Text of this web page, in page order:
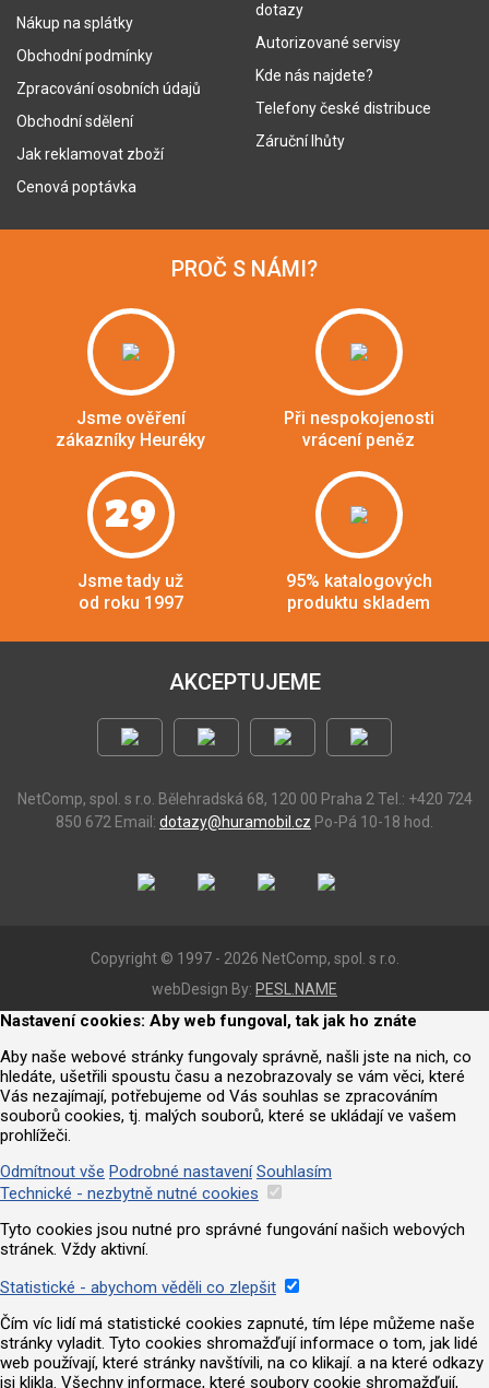
Nákup na splátky
Obchodní podmínky
Zpracování osobních údajů
Obchodní sdělení
Jak reklamovat zboží
Cenová poptávka
dotazy
Autorizované servisy
Kde nás najdete?
Telefony české distribuce
Záruční lhůty
PROČ S NÁMI?
Jsme ověření
zákazníky Heuréky
Při nespokojenosti
vrácení peněz
29
Jsme tady už
od roku 1997
95% katalogových
produktu skladem
AKCEPTUJEME
NetComp, spol. s r.o. Bělehradská 68, 120 00 Praha 2 Tel.: +420 724
850 672 Email: dotazy@huramobil.cz Po-Pá 10-18 hod.
Copyright © 1997 - 2026 NetComp, spol. s r.o.
webDesign By: PESL.NAME
Nastavení cookies: Aby web fungoval, tak jak ho znáte
Aby naše webové stránky fungovaly správně, našli jste na nich, co
hledáte, ušetřili spoustu času a nezobrazovaly se vám věci, které
Vás nezajímají, potřebujeme od Vás souhlas se zpracováním
souborů cookies, tj. malých souborů, které se ukládají ve vašem
prohlížeči.
Odmítnout vše Podrobné nastavení Souhlasím
Technické - nezbytně nutné cookies
Tyto cookies jsou nutné pro správné fungování našich webových
stránek. Vždy aktivní.
Statistické - abychom věděli co zlepšit
Čím víc lidí má statistické cookies zapnuté, tím lépe můžeme naše
stránky vyladit. Tyto cookies shromažďují informace o tom, jak lidé
web používají, které stránky navštívili, na co klikají. a na které odkazy
jsi klikla. Všechny informace, které soubory cookie shromažďují,